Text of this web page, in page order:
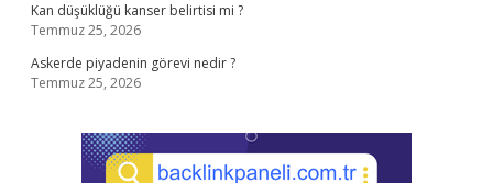
Kan düşüklüğü kanser belirtisi mi ?
Temmuz 25, 2026
Askerde piyadenin görevi nedir ?
Temmuz 25, 2026